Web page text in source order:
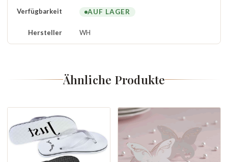
Verfügbarkeit AUF LAGER
Hersteller WH
Ähnliche Produkte